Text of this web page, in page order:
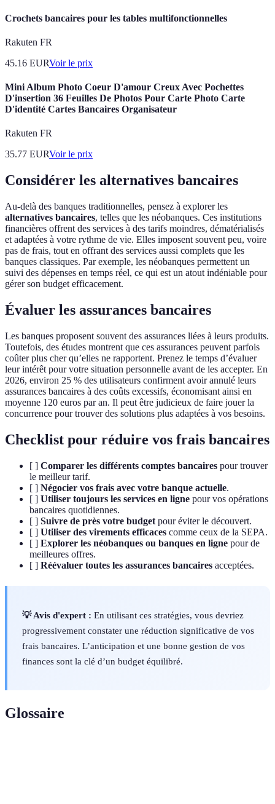
Crochets bancaires pour les tables multifonctionnelles
Rakuten FR
45.16 EURVoir le prix
Mini Album Photo Coeur D'amour Creux Avec Pochettes
D'insertion 36 Feuilles De Photos Pour Carte Photo Carte
D'identité Cartes Bancaires Organisateur
Rakuten FR
35.77 EURVoir le prix
Considérer les alternatives bancaires
Au-delà des banques traditionnelles, pensez à explorer les
alternatives bancaires, telles que les néobanques. Ces institutions
financières offrent des services à des tarifs moindres, dématérialisés
et adaptées à votre rythme de vie. Elles imposent souvent peu, voire
pas de frais, tout en offrant des services aussi complets que les
banques classiques. Par exemple, les néobanques permettent un
suivi des dépenses en temps réel, ce qui est un atout indéniable pour
gérer son budget efficacement.
Évaluer les assurances bancaires
Les banques proposent souvent des assurances liées à leurs produits.
Toutefois, des études montrent que ces assurances peuvent parfois
coûter plus cher qu’elles ne rapportent. Prenez le temps d’évaluer
leur intérêt pour votre situation personnelle avant de les accepter. En
2026, environ 25 % des utilisateurs confirment avoir annulé leurs
assurances bancaires à des coûts excessifs, économisant ainsi en
moyenne 120 euros par an. Il peut être judicieux de faire jouer la
concurrence pour trouver des solutions plus adaptées à vos besoins.
Checklist pour réduire vos frais bancaires
[ ] Comparer les différents comptes bancaires pour trouver
le meilleur tarif.
[ ] Négocier vos frais avec votre banque actuelle.
[ ] Utiliser toujours les services en ligne pour vos opérations
bancaires quotidiennes.
[ ] Suivre de près votre budget pour éviter le découvert.
[ ] Utiliser des virements efficaces comme ceux de la SEPA.
[ ] Explorer les néobanques ou banques en ligne pour de
meilleures offres.
[ ] Réévaluer toutes les assurances bancaires acceptées.
💡 Avis d'expert : En utilisant ces stratégies, vous devriez
progressivement constater une réduction significative de vos
frais bancaires. L’anticipation et une bonne gestion de vos
finances sont la clé d’un budget équilibré.
Glossaire